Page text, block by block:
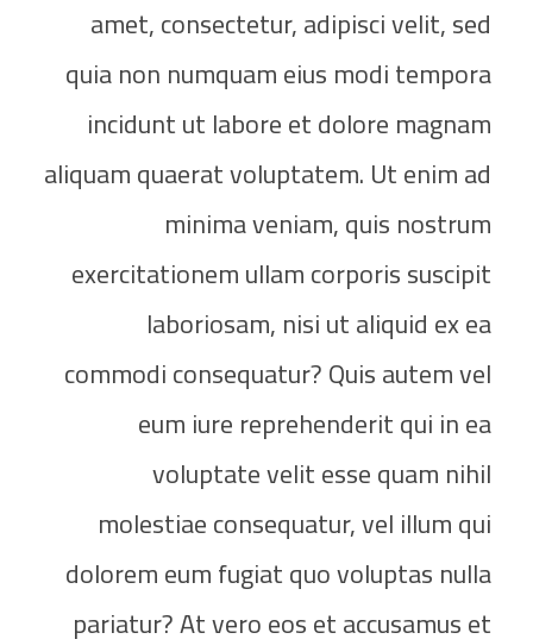
amet, consectetur, adipisci velit, sed
quia non numquam eius modi tempora
incidunt ut labore et dolore magnam
aliquam quaerat voluptatem. Ut enim ad
minima veniam, quis nostrum
exercitationem ullam corporis suscipit
laboriosam, nisi ut aliquid ex ea
commodi consequatur? Quis autem vel
eum iure reprehenderit qui in ea
voluptate velit esse quam nihil
molestiae consequatur, vel illum qui
dolorem eum fugiat quo voluptas nulla
pariatur? At vero eos et accusamus et